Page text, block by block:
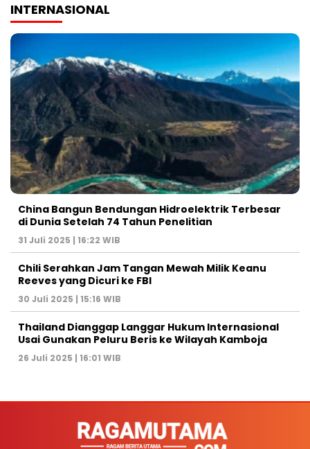
INTERNASIONAL
China Bangun Bendungan Hidroelektrik Terbesar
di Dunia Setelah 74 Tahun Penelitian
31 Juli 2025 | 16:22 WIB
Chili Serahkan Jam Tangan Mewah Milik Keanu
Reeves yang Dicuri ke FBI
30 Juli 2025 | 15:16 WIB
Thailand Dianggap Langgar Hukum Internasional
Usai Gunakan Peluru Beris ke Wilayah Kamboja
26 Juli 2025 | 16:01 WIB